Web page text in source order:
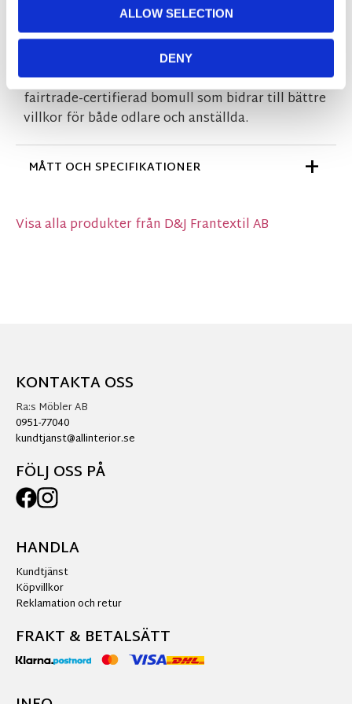
ALLOW SELECTION
DENY
Det är den perfekta handduken om du vill
skämma bort dig själv eller varför inte skämma
Denna handduken har också Öko-tex och
fairtrade-certifierad bomull som bidrar till bättre
villkor för både odlare och anställda.
MÅTT OCH SPECIFIKATIONER
Visa alla produkter från D&J Frantextil AB
KONTAKTA OSS
Ra:s Möbler AB
0951-77040
kundtjanst@allinterior.se
FÖLJ OSS PÅ
HANDLA
Kundtjänst
Köpvillkor
Reklamation och retur
FRAKT & BETALSÄTT